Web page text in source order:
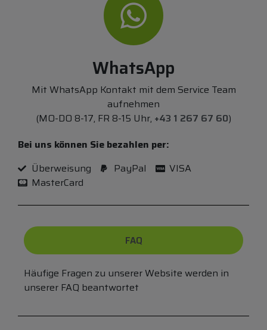
WhatsApp
Mit WhatsApp Kontakt mit dem Service Team
aufnehmen
(MO-DO 8-17, FR 8-15 Uhr, +43 1 267 67 60)
Bei uns können Sie bezahlen per:
Überweisung
PayPal
VISA
MasterCard
FAQ
Häufige Fragen zu unserer Website werden in
unserer FAQ beantwortet